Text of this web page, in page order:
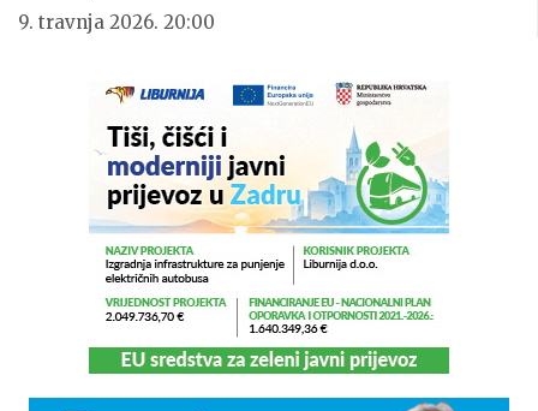
9. travnja 2026. 20:00